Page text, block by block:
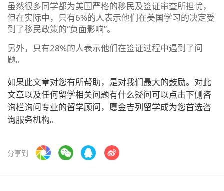
虽然很多同学都为美国严格的移民及签证审查所担忧，
但在实际中，只有6%的人表示他们在美国学习的决定受
到了移民政策的“负面影响”。
另外，只有28%的人表示他们在签证过程中遇到了问
题。
如果此文章对您有所帮助，是对我们最大的鼓励。对此
文章以及任何留学相关问题有什么疑问可以点击下侧咨
询栏询问专业的留学顾问，愿金吉列留学成为您首选咨
询服务机构。
分享到